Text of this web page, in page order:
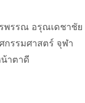
พรรณ อรุณเดชาชั
กรรมศาสตร์ จุฬา
น้าตาดี